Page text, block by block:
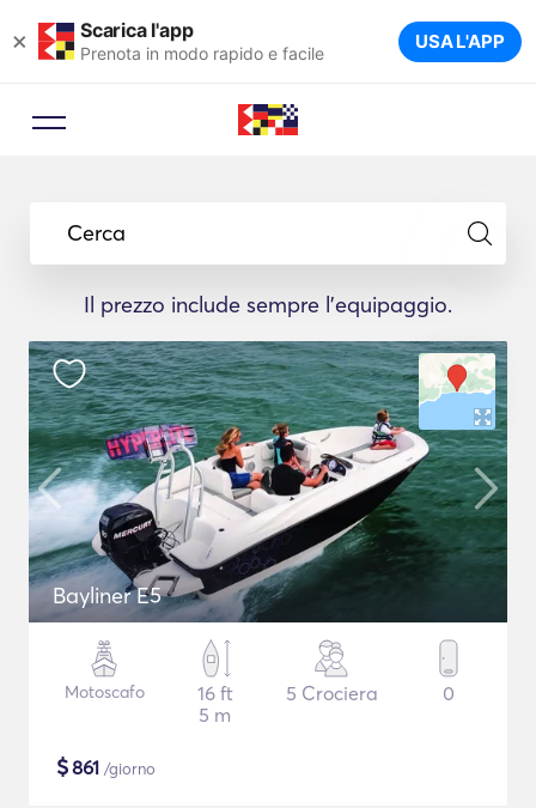
× Scarica l'app
Prenota in modo rapido e facile USA L'APP
Cerca
Il prezzo include sempre l'equipaggio.
Bayliner E5
Motoscafo
16 ft
5 m
5 Crociera 0
$861 /giorno